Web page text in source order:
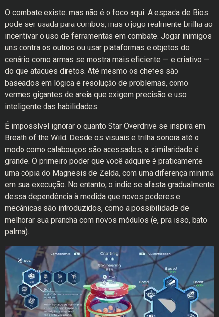
O combate existe, mas não é o foco aqui. A espada de Bios
pode ser usada para combos, mas o jogo realmente brilha ao
incentivar o uso de ferramentas em combate. Jogar inimigos
uns contra os outros ou usar plataformas e objetos do
cenário como armas se mostra mais eficiente — e criativo —
do que ataques diretos. Até mesmo os chefes são
baseados em lógica e resolução de problemas, como
vermes gigantes de areia que exigem precisão e uso
inteligente das habilidades.
É impossível ignorar o quanto Star Overdrive se inspira em
Breath of the Wild. Desde os visuais e trilha sonora até o
modo como calabouços são acessados, a similaridade é
grande. O primeiro poder que você adquire é praticamente
uma cópia do Magnesis de Zelda, com uma diferença mínima
em sua execução. No entanto, o indie se afasta gradualmente
dessa dependência à medida que novos poderes e
mecânicas são introduzidos, como a possibilidade de
melhorar sua prancha com novos módulos (e, pra isso, bato
palma).